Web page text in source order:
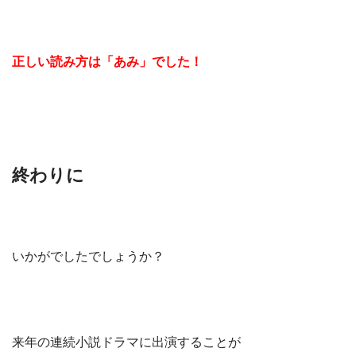
正しい読み方は「あみ」でした！
終わりに
いかがでしたでしょうか？
来年の連続小説ドラマに出演することが